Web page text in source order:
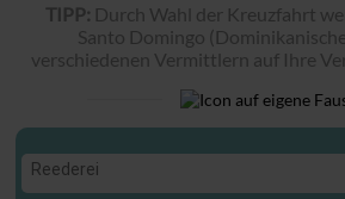
TIPP: Durch Wahl der Kreuzfahrt
Santo Domingo
verschiedenen Vermittlern auf Ihre
Reederei
Reederei